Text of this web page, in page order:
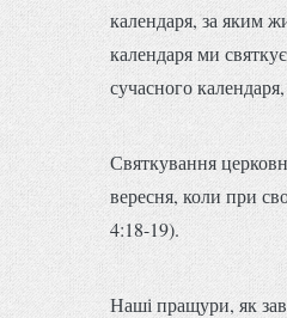
календаря, за яким
календаря ми
сучасного
Святкування
вересня, коли при
4:18-19).
Наші пращури, як